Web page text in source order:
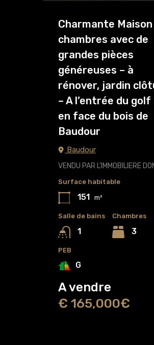
Charmante Maison
chambres avec de
grandes pièces
généreuses – à
rénover, jardin
– A l’entrée du
en face du bois de
Baudour
Baudour
VENDU PAR L’IMMOBILIERE
Surface habitable
151 m²
Salle de bains
1
Chambres
3
PEB
G
A vendre
€ 165,000€